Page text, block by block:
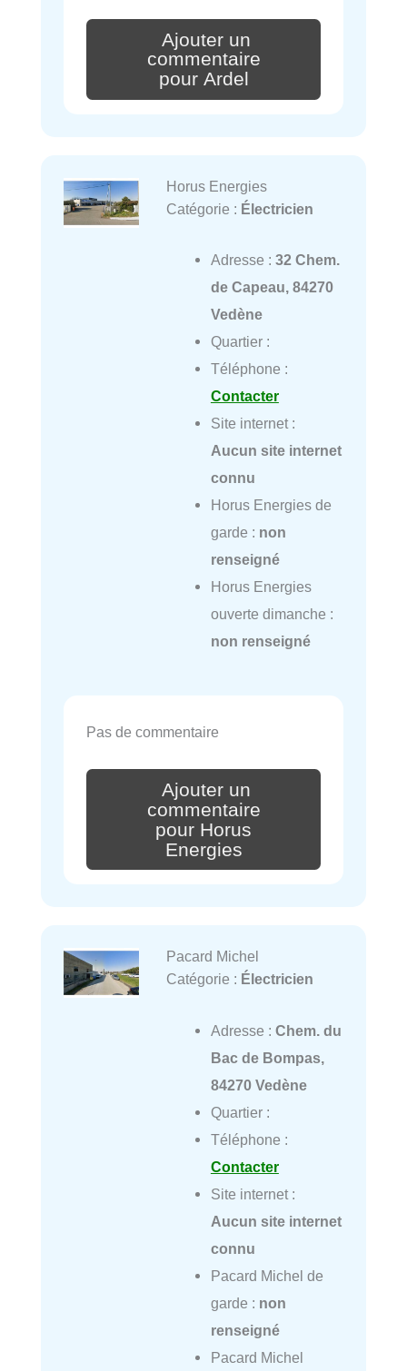
Ajouter un
commentaire
pour Ardel
Horus Energies
Catégorie : Électricien
Adresse : 32 Chem.
de Capeau, 84270
Vedène
Quartier :
Téléphone :
Contacter
Site internet :
Aucun site internet
connu
Horus Energies de
garde : non
renseigné
Horus Energies
ouverte dimanche :
non renseigné
Pas de commentaire
Ajouter un
commentaire
pour Horus
Energies
Pacard Michel
Catégorie : Électricien
Adresse : Chem. du
Bac de Bompas,
84270 Vedène
Quartier :
Téléphone :
Contacter
Site internet :
Aucun site internet
connu
Pacard Michel de
garde : non
renseigné
Pacard Michel